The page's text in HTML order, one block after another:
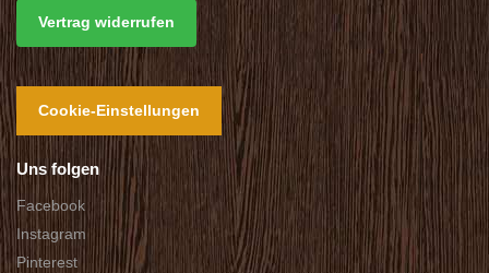
Vertrag widerrufen
Cookie-Einstellungen
Uns folgen
Facebook
Instagram
Pinterest